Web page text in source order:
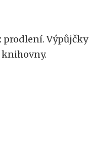
prodlení. Výpůjčky